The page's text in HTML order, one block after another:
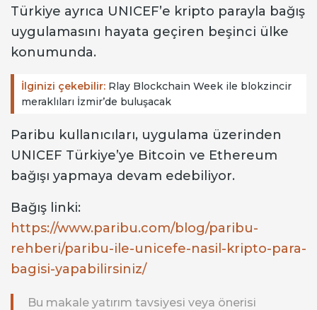
Türkiye ayrıca UNICEF’e kripto parayla bağış
uygulamasını hayata geçiren beşinci ülke
konumunda.
İlginizi çekebilir: Rlay Blockchain Week ile blokzincir
meraklıları İzmir’de buluşacak
Paribu kullanıcıları, uygulama üzerinden
UNICEF Türkiye’ye Bitcoin ve Ethereum
bağışı yapmaya devam edebiliyor.
Bağış linki:
https://www.paribu.com/blog/paribu-
rehberi/paribu-ile-unicefe-nasil-kripto-para-
bagisi-yapabilirsiniz/
Bu makale yatırım tavsiyesi veya önerisi